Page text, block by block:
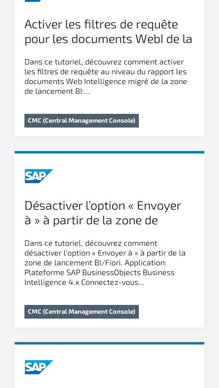
Activer les filtres de requête
pour les documents WebI de la
Dans ce tutoriel, découvrez comment activer
les filtres de requête au niveau du rapport les
documents Web Intelligence migré de la zone
de lancement BI:...
CMC (Central Management Console)
Désactiver l’option « Envoyer
à » à partir de la zone de
lancement SAP Fiori
Dans ce tutoriel, découvrez comment
désactiver l’option « Envoyer à » à partir de la
zone de lancement BI/Fiori. Application:
Plateforme SAP BusinessObjects Business
Intelligence 4.x Connectez-vous...
CMC (Central Management Console)